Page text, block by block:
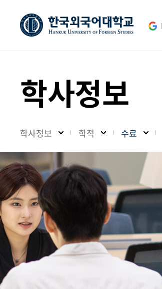
학사정보
학사정보 학적 수료